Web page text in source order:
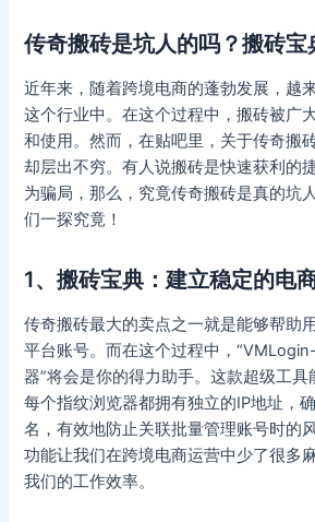
传奇搬砖是坑人的吗？搬砖宝
近年来，随着跨境电商的蓬勃发展，越
这个行业中。在这个过程中，搬砖被广
和使用。然而，在贴吧里，关于传奇搬
却层出不穷。有人说搬砖是快速获利的
为骗局，那么，究竟传奇搬砖是真的坑
们一探究竟！
1、搬砖宝典：建立稳定的电
传奇搬砖最大的卖点之一就是能够帮助
平台账号。而在这个过程中，
器”将会是你的得力助手。这款超级工具
每个指纹浏览器都拥有独立的IP地址，
名，有效地防止关联批量管理账号时的
功能让我们在跨境电商运营中少了很多
我们的工作效率。